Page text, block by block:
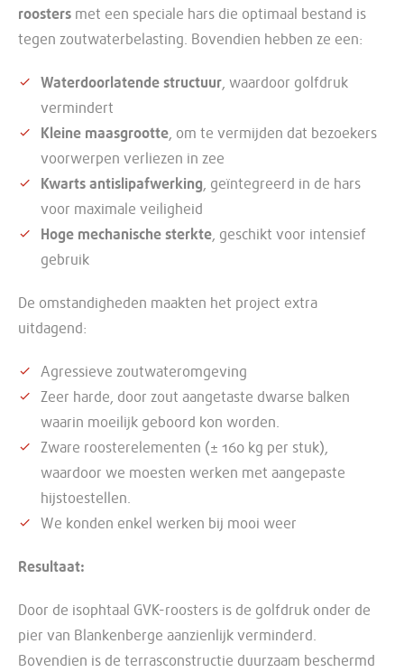
roosters met een speciale hars die optimaal bestand is
tegen zoutwaterbelasting. Bovendien hebben ze een:
Waterdoorlatende structuur, waardoor golfdruk
vermindert
Kleine maasgrootte, om te vermijden dat bezoekers
voorwerpen verliezen in zee
Kwarts antislipafwerking, geïntegreerd in de hars
voor maximale veiligheid
Hoge mechanische sterkte, geschikt voor intensief
gebruik
De omstandigheden maakten het project extra
uitdagend:
Agressieve zoutwateromgeving
Zeer harde, door zout aangetaste dwarse balken
waarin moeilijk geboord kon worden.
Zware roosterelementen (± 160 kg per stuk),
waardoor we moesten werken met aangepaste
hijstoestellen.
We konden enkel werken bij mooi weer
Resultaat:
Door de isophtaal GVK-roosters is de golfdruk onder de
pier van Blankenberge aanzienlijk verminderd.
Bovendien is de terrasconstructie duurzaam beschermd